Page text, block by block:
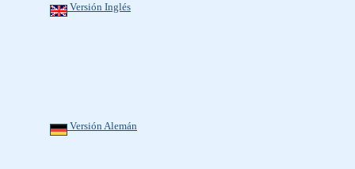
Versión Inglés
Versión Alemán